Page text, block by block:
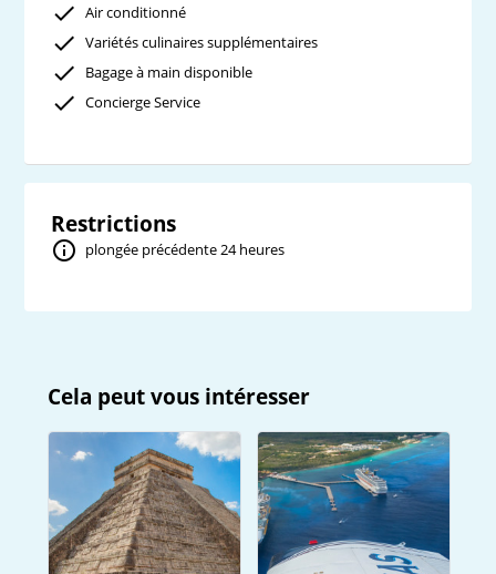
Air conditionné
Variétés culinaires supplémentaires
Bagage à main disponible
Concierge Service
Restrictions
plongée précédente 24 heures
Cela peut vous intéresser